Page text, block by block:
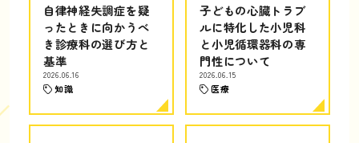
自律神経失調症を疑
ったときに向かうべ
き診療科の選び方と
基準
2026.06.16
知識
子どもの心臓トラブ
ルに特化した小児科
と小児循環器科の専
門性について
2026.06.15
医療